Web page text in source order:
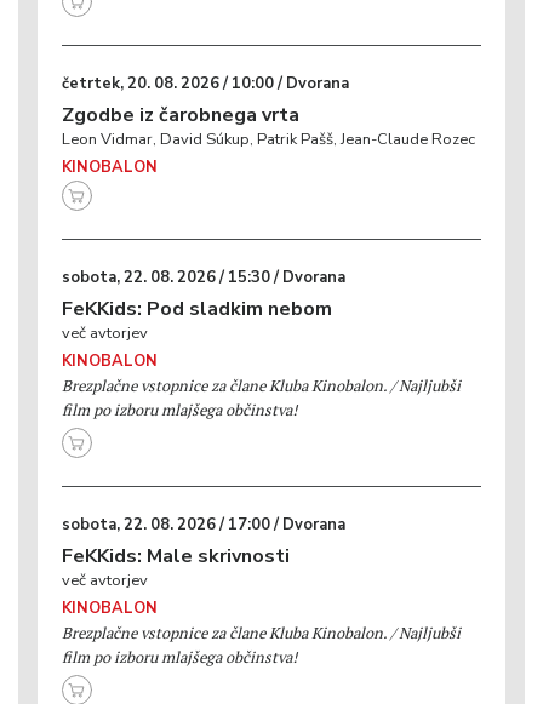
četrtek, 20. 08. 2026 / 10:00 / Dvorana
Zgodbe iz čarobnega vrta
Leon Vidmar, David Súkup, Patrik Pašš, Jean-Claude Rozec
KINOBALON
sobota, 22. 08. 2026 / 15:30 / Dvorana
FeKKids: Pod sladkim nebom
več avtorjev
KINOBALON
Brezplačne vstopnice za člane Kluba Kinobalon. / Najljubši
film po izboru mlajšega občinstva!
sobota, 22. 08. 2026 / 17:00 / Dvorana
FeKKids: Male skrivnosti
več avtorjev
KINOBALON
Brezplačne vstopnice za člane Kluba Kinobalon. / Najljubši
film po izboru mlajšega občinstva!